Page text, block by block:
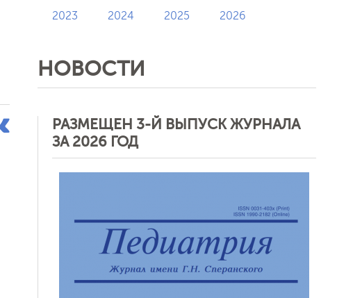
2023 2024 2025 2026
НОВОСТИ
РАЗМЕЩЕН 3-Й ВЫПУСК ЖУРНАЛА
ЗА 2026 ГОД